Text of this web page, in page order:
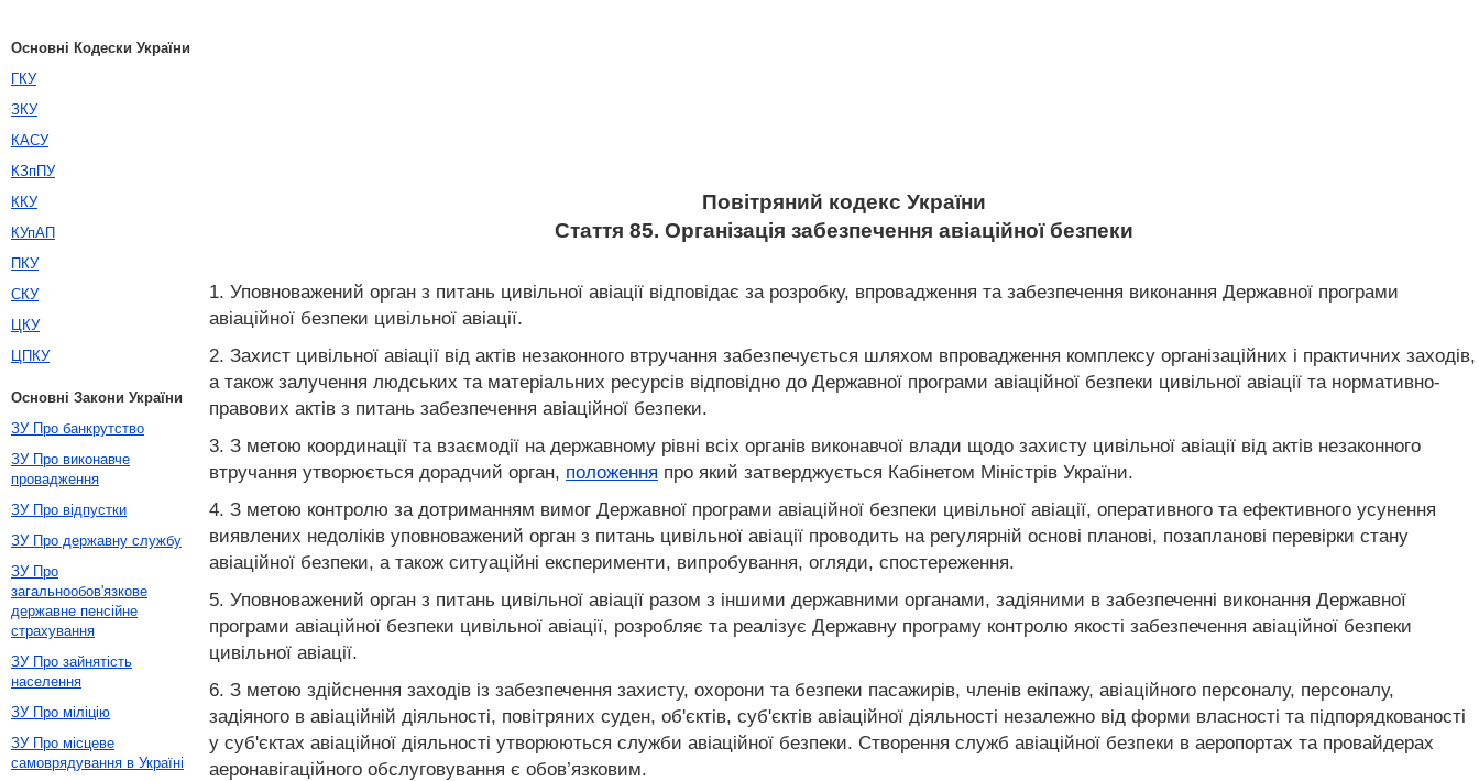
Повітряний кодекс України
Стаття 85. Організація забезпечення авіаційної безпеки
1. Уповноважений орган з питань цивільної авіації відповідає за розробку, впровадження та забезпечення виконання Державної програми
авіаційної безпеки цивільної авіації.
2. Захист цивільної авіації від актів незаконного втручання забезпечується шляхом впровадження комплексу організаційних і практичних заходів,
а також залучення людських та матеріальних ресурсів відповідно до Державної програми авіаційної безпеки цивільної авіації та нормативно-
правових актів з питань забезпечення авіаційної безпеки.
3. З метою координації та взаємодії на державному рівні всіх органів виконавчої влади щодо захисту цивільної авіації від актів незаконного
втручання утворюється дорадчий орган, положення про який затверджується Кабінетом Міністрів України.
4. З метою контролю за дотриманням вимог Державної програми авіаційної безпеки цивільної авіації, оперативного та ефективного усунення
виявлених недоліків уповноважений орган з питань цивільної авіації проводить на регулярній основі планові, позапланові перевірки стану
авіаційної безпеки, а також ситуаційні експерименти, випробування, огляди, спостереження.
5. Уповноважений орган з питань цивільної авіації разом з іншими державними органами, задіяними в забезпеченні виконання Державної
програми авіаційної безпеки цивільної авіації, розробляє та реалізує Державну програму контролю якості забезпечення авіаційної безпеки
цивільної авіації.
6. З метою здійснення заходів із забезпечення захисту, охорони та безпеки пасажирів, членів екіпажу, авіаційного персоналу, персоналу,
задіяного в авіаційній діяльності, повітряних суден, об'єктів, суб'єктів авіаційної діяльності незалежно від форми власності та підпорядкованості
у суб'єктах авіаційної діяльності утворюються служби авіаційної безпеки. Створення служб авіаційної безпеки в аеропортах та провайдерах
аеронавігаційного обслуговування є обов’язковим.
Основні Кодески України
ГКУ
ЗКУ
КАСУ
КЗпПУ
ККУ
КУпАП
ПКУ
СКУ
ЦКУ
ЦПКУ
Основні Закони України
ЗУ Про банкрутство
ЗУ Про виконавче
провадження
ЗУ Про відпустки
ЗУ Про державну службу
ЗУ Про
загальнообов'язкове
державне пенсійне
страхування
ЗУ Про зайнятість
населення
ЗУ Про міліцію
ЗУ Про місцеве
самоврядування в Україні